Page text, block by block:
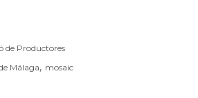
de Productores
Málaga, mosaic